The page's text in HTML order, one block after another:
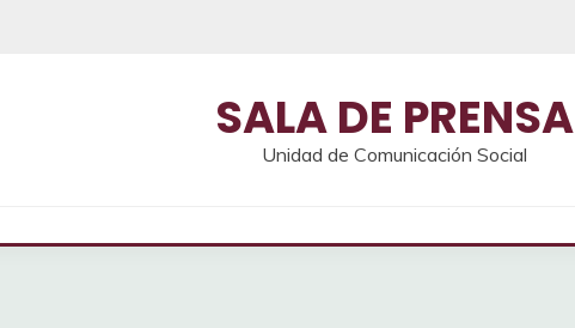
SALA DE PRENSA
Unidad de Comunicación Social